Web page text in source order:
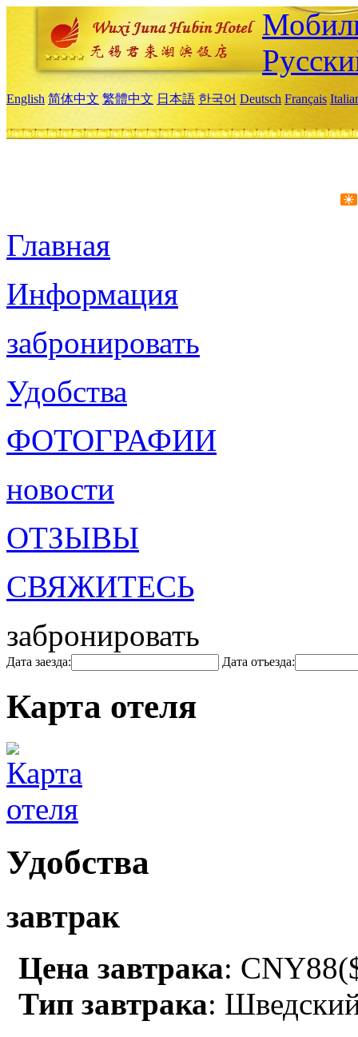
English 简体中文 繁體中文 日本語 한국어 Deutsch Français
Главная
Информация
забронировать
Удобства
ФОТОГРАФИИ
новости
ОТЗЫВЫ
СВЯЖИТЕСЬ
забронировать
Дата заезда: Дата отъезда:
Карта отеля
Удобства
завтрак
Цена завтрака:
Тип завтрака: